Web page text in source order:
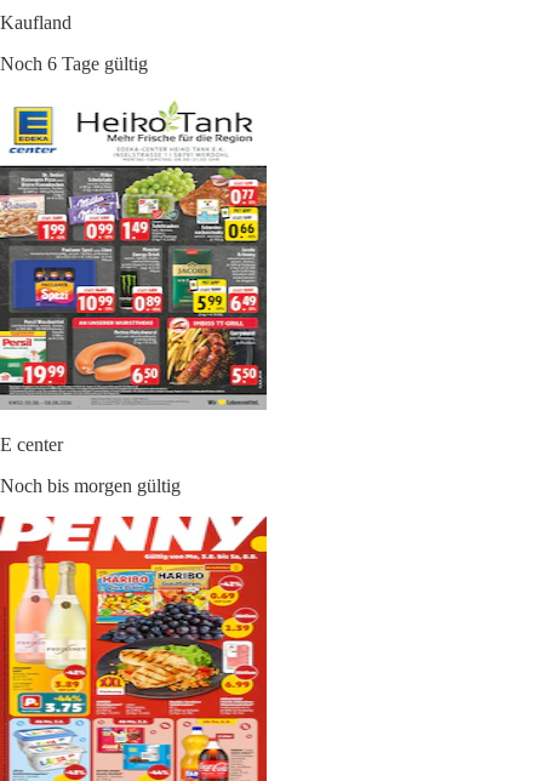
Kaufland
Noch 6 Tage gültig
E center
Noch bis morgen gültig